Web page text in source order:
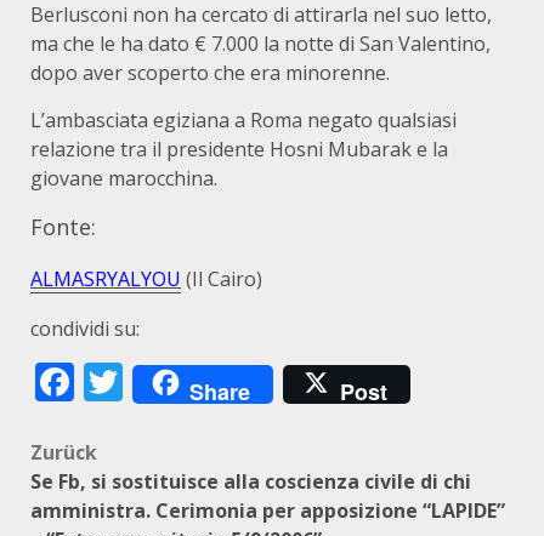
Berlusconi non ha cercato di attirarla nel suo letto,
ma che le ha dato € 7.000 la notte di San Valentino,
dopo aver scoperto che era minorenne.
L’ambasciata egiziana a Roma negato qualsiasi
relazione tra il presidente Hosni Mubarak e la
giovane marocchina.
Fonte:
ALMASRYALYOU (Il Cairo)
condividi su:
Facebook
Twitter
Share Post
Beitragsnavigation
Zurück
Se Fb, si sostituisce alla coscienza civile di chi
amministra. Cerimonia per apposizione “LAPIDE”